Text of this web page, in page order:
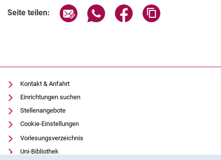
Seite teilen: Seite über E-Mail teilen
Seite über WhatsApp teilen
Seite über Facebook
Kontakt & Anfahrt
Einrichtungen suchen
Stellenangebote
Cookie-Einstellungen
Vorlesungsverzeichnis
Uni-Bibliothek